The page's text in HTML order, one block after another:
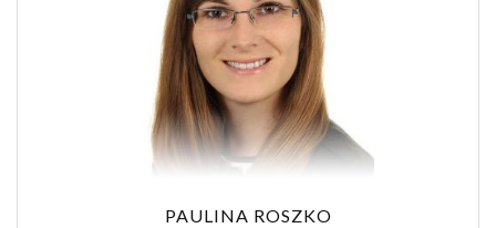
PAULINA ROSZKO